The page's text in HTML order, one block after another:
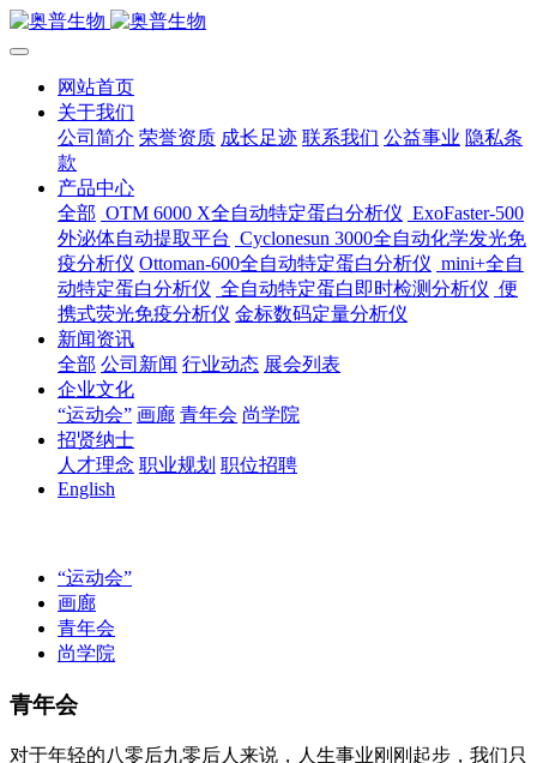
网站首页
关于我们
公司简介 荣誉资质 成长足迹 联系我们 公益事业 隐私条
款
产品中心
全部 OTM 6000 X全自动特定蛋白分析仪 ExoFaster-500
外泌体自动提取平台 Cyclonesun 3000全自动化学发光免
疫分析仪 Ottoman-600全自动特定蛋白分析仪 mini+全自
动特定蛋白分析仪 全自动特定蛋白即时检测分析仪 便
携式荧光免疫分析仪 金标数码定量分析仪
新闻资讯
全部 公司新闻 行业动态 展会列表
企业文化
“运动会” 画廊 青年会 尚学院
招贤纳士
人才理念 职业规划 职位招聘
English
“运动会”
画廊
青年会
尚学院
青年会
对于年轻的八零后九零后人来说，人生事业刚刚起步，我们只